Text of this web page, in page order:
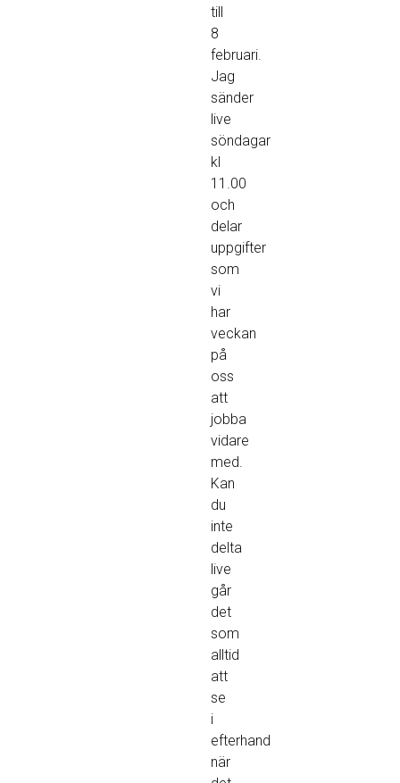
till
8
februari.
Jag
sänder
live
söndagar
kl
11.00
och
delar
uppgifter
som
vi
har
veckan
på
oss
att
jobba
vidare
med.
Kan
du
inte
delta
live
går
det
som
alltid
att
se
i
efterhand
när